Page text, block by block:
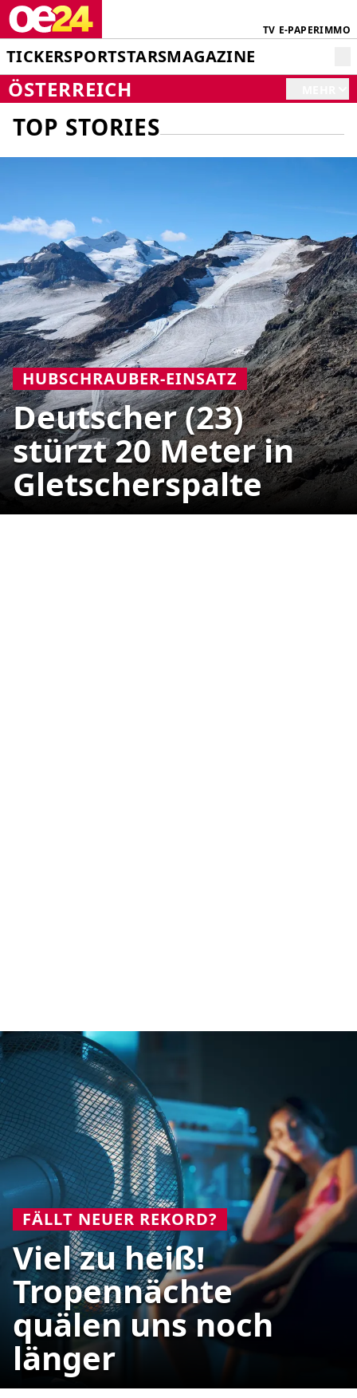
TV E-PAPERIMMO
TICKERSPORTSTARSMAGAZINE
ÖSTERREICH
TOP STORIES
HUBSCHRAUBER-EINSATZ
Deutscher (23)
stürzt 20 Meter in
Gletscherspalte
FÄLLT NEUER REKORD?
Viel zu heiß!
Tropennächte
quälen uns noch
länger